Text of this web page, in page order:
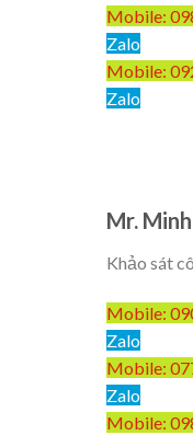
Mobile:
Zalo
Mobile:
Zalo
Mr. Minh
Khảo sát
Mobile:
Zalo
Mobile:
Zalo
Mobile: